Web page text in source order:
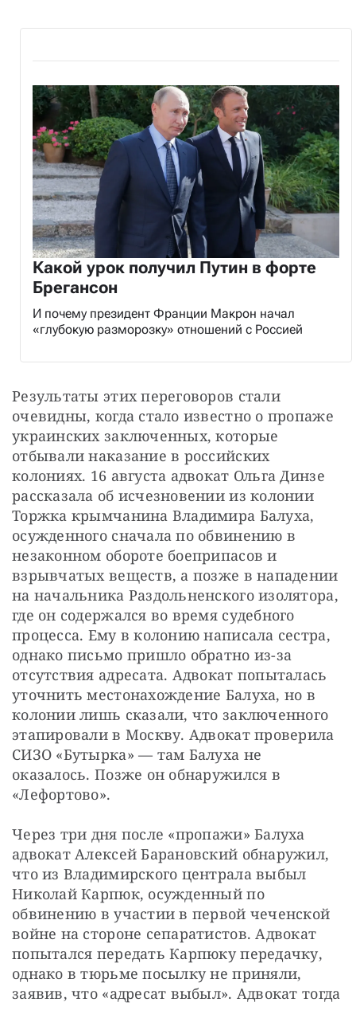
Какой урок получил Путин в форте
Брегансон
И почему президент Франции Макрон начал
«глубокую разморозку» отношений с Россией
Результаты этих переговоров стали
очевидны, когда стало известно о пропаже
украинских заключенных, которые
отбывали наказание в российских
колониях. 16 августа адвокат Ольга Динзе
рассказала об исчезновении из колонии
Торжка крымчанина Владимира Балуха,
осужденного сначала по обвинению в
незаконном обороте боеприпасов и
взрывчатых веществ, а позже в нападении
на начальника Раздольненского изолятора,
где он содержался во время судебного
процесса. Ему в колонию написала сестра,
однако письмо пришло обратно из-за
отсутствия адресата. Адвокат попыталась
уточнить местонахождение Балуха, но в
колонии лишь сказали, что заключенного
этапировали в Москву. Адвокат проверила
СИЗО «Бутырка» — там Балуха не
оказалось. Позже он обнаружился в
«Лефортово».
Через три дня после «пропажи» Балуха
адвокат Алексей Барановский обнаружил,
что из Владимирского централа выбыл
Николай Карпюк, осужденный по
обвинению в участии в первой чеченской
войне на стороне сепаратистов. Адвокат
попытался передать Карпюку передачку,
однако в тюрьме посылку не приняли,
заявив, что «адресат выбыл». Адвокат тогда